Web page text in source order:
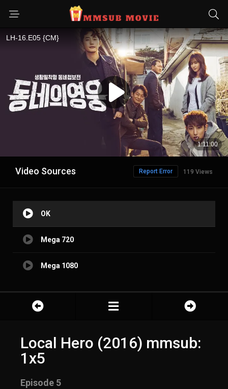
Video Sources 119 Views
Report Error
OK
Mega 720
Mega 1080
Local Hero (2016) mmsub:
1x5
Episode 5